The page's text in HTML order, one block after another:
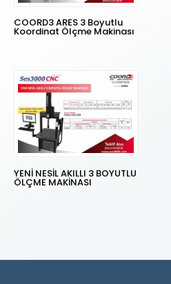
COORD3 ARES 3 Boyutlu
Koordinat Ölçme Makinası
YENİ NESİL AKILLI 3 BOYUTLU
ÖLÇME MAKİNASI